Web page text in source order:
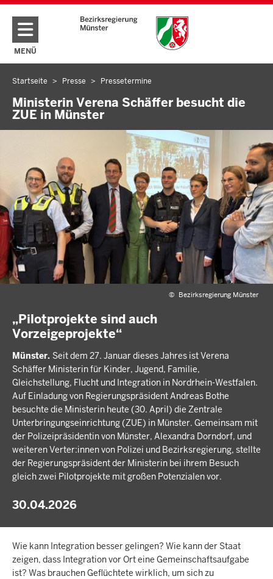
Direkt zum Inhalt
MENÜ
NAVIGATION AKTIVIEREN/DEAKTIVIEREN: HAUPTMENÜ
Sie
befinden
sich
hier
Startseite Presse Pressetermine
Ministerin Verena Schäffer besucht die
ZUE in Münster
© Bezirksregierung Münster
„Pilotprojekte sind auch
Vorzeigeprojekte“
Münster. Seit dem 27. Januar dieses Jahres ist Verena
Schäffer Ministerin für Kinder, Jugend, Familie,
Gleichstellung, Flucht und Integration in Nordrhein-Westfalen.
Auf Einladung von Regierungspräsident Andreas Bothe
besuchte die Ministerin heute (30. April) die Zentrale
Unterbringungseinrichtung (ZUE) in Münster. Gemeinsam mit
der Polizeipräsidentin von Münster, Alexandra Dorndorf, und
weiteren Verter:innen von Polizei und Bezirksregierung, stellte
der Regierungspräsident der Ministerin bei ihrem Besuch
gleich zwei Pilotprojekte mit großen Potenzialen vor.
30.04.2026
Wie kann Integration besser gelingen? Wie kann der Staat
zeigen, dass Integration vor Ort eine Gemeinschaftsaufgabe
ist? Was brauchen Geflüchtete wirklich, um sich zu